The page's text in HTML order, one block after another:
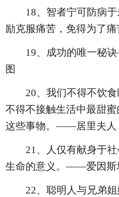
18、智者宁可防病
励克服痛苦，免得为了
19、成功的唯一秘
图
20、我们不得不饮
不得不接触生活中最甜
这些事物。——居里夫人
21、人仅有献身于
生命的意义。——爱因斯
22、聪明人与兄弟姐